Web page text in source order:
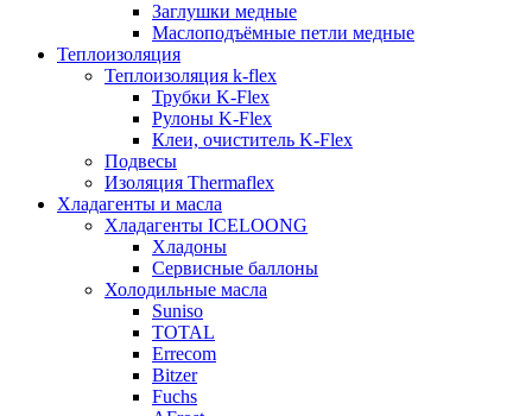
Заглушки медные
Маслоподъёмные петли медные
Теплоизоляция
Теплоизоляция k-flex
Трубки K-Flex
Рулоны K-Flex
Клеи, очиститель K-Flex
Подвесы
Изоляция Thermaflex
Хладагенты и масла
Хладагенты ICELOONG
Хладоны
Сервисные баллоны
Холодильные масла
Suniso
TOTAL
Errecom
Bitzer
Fuchs